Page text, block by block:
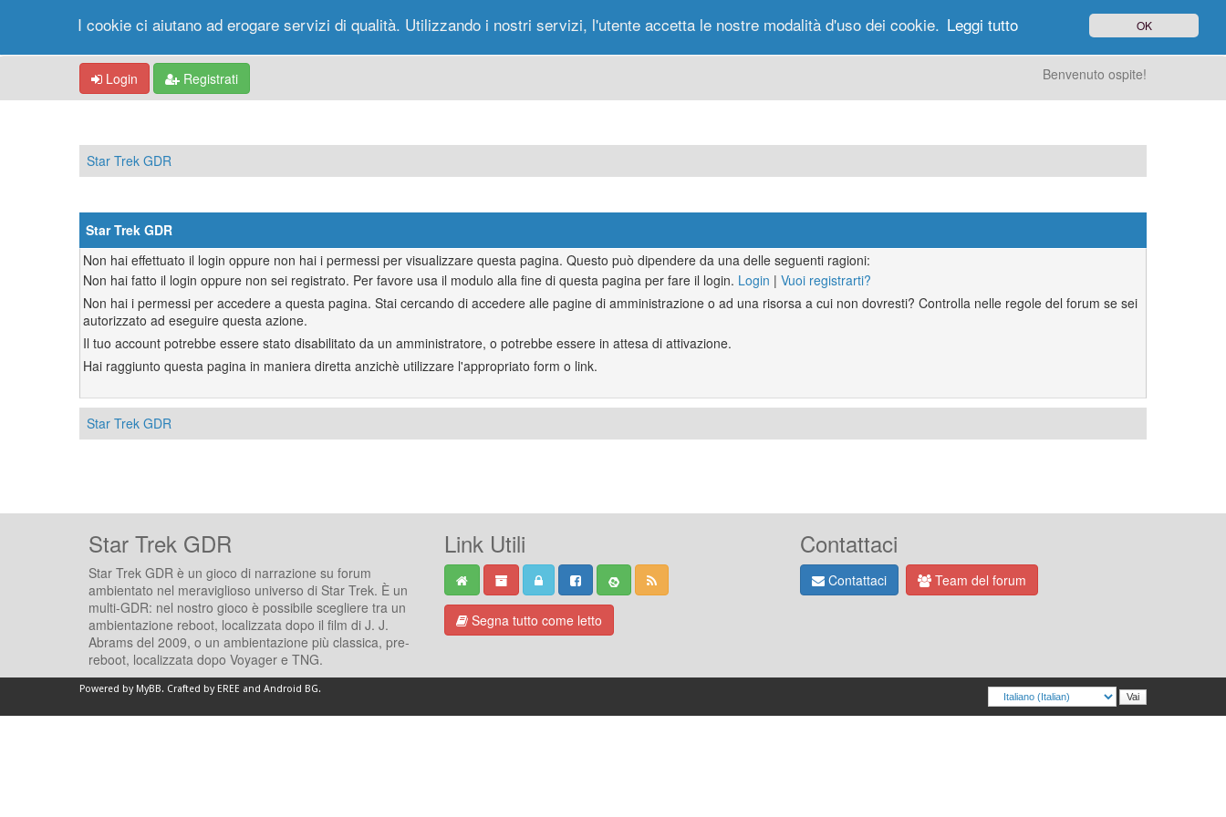
Portale Forum Nuovi Messaggi Messaggi di Oggi Ricerca Utenti
Login Registrati Benvenuto ospite!
Star Trek GDR
Star Trek GDR
Non hai effettuato il login oppure non hai i permessi per visualizzare questa pagina. Questo può dipendere da una delle seguenti ragioni:
Non hai fatto il login oppure non sei registrato. Per favore usa il modulo alla fine di questa pagina per fare il login. Login | Vuoi registrarti?
Non hai i permessi per accedere a questa pagina. Stai cercando di accedere alle pagine di amministrazione o ad una risorsa a cui non dovresti? Controlla nelle regole del forum se sei
autorizzato ad eseguire questa azione.
Il tuo account potrebbe essere stato disabilitato da un amministratore, o potrebbe essere in attesa di attivazione.
Hai raggiunto questa pagina in maniera diretta anzichè utilizzare l'appropriato form o link.
Star Trek GDR
Star Trek GDR
Star Trek GDR è un gioco di narrazione su forum
ambientato nel meraviglioso universo di Star Trek. È un
multi-GDR: nel nostro gioco è possibile scegliere tra un
ambientazione reboot, localizzata dopo il film di J. J.
Abrams del 2009, o un ambientazione più classica, pre-
reboot, localizzata dopo Voyager e TNG.
Link Utili
Segna tutto come letto
Contattaci
Contattaci Team del forum
Powered by MyBB. Crafted by EREE and Android BG.
I cookie ci aiutano ad erogare servizi di qualità. Utilizzando i nostri servizi, l'utente accetta le nostre modalità d'uso dei cookie. Leggi tutto OK